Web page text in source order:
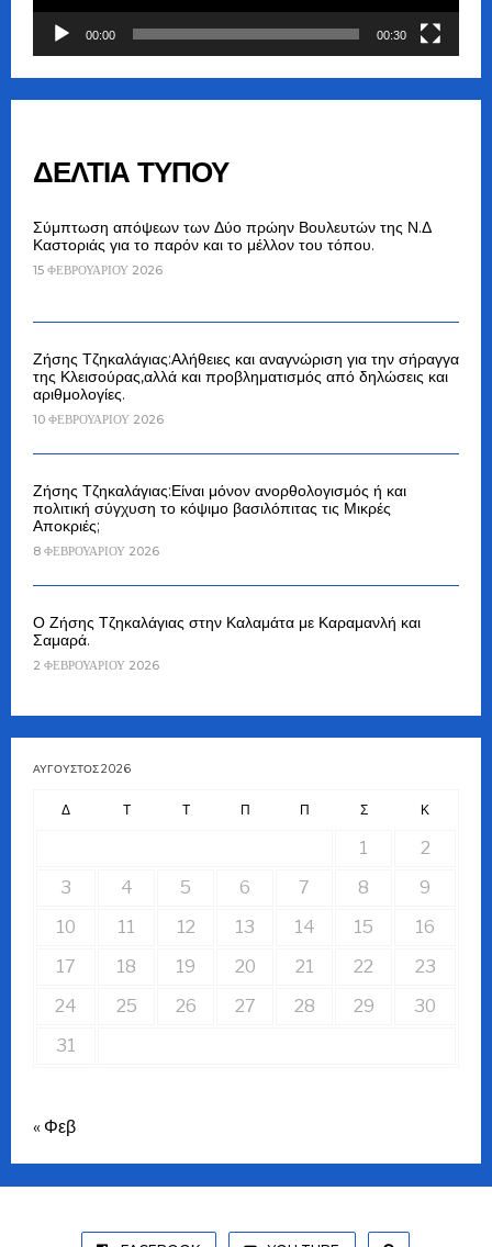
00:00 00:30
ΔΕΛΤΙΑ ΤΥΠΟΥ
Σύμπτωση απόψεων των Δύο πρώην Βουλευτών της Ν.Δ
Καστοριάς για το παρόν και το μέλλον του τόπου.
15 ΦΕΒΡΟΥΑΡΊΟΥ 2026
Ζήσης Τζηκαλάγιας:Αλήθειες και αναγνώριση για την σήραγγα
της Κλεισούρας,αλλά και προβληματισμός από δηλώσεις και
αριθμολογίες.
10 ΦΕΒΡΟΥΑΡΊΟΥ 2026
Ζήσης Τζηκαλάγιας:Είναι μόνον ανορθολογισμός ή και
πολιτική σύγχυση το κόψιμο βασιλόπιτας τις Μικρές
Αποκριές;
8 ΦΕΒΡΟΥΑΡΊΟΥ 2026
Ο Ζήσης Τζηκαλάγιας στην Καλαμάτα με Καραμανλή και
Σαμαρά.
2 ΦΕΒΡΟΥΑΡΊΟΥ 2026
ΑΎΓΟΥΣΤΟΣ 2026
Δ Τ Τ Π Π Σ Κ
1
2
3
4 5 6 7 8
9
10
11 12 13 14 15
16
17
18 19 20 21 22
23
24
25 26 27 28 29
30
31
« Φεβ